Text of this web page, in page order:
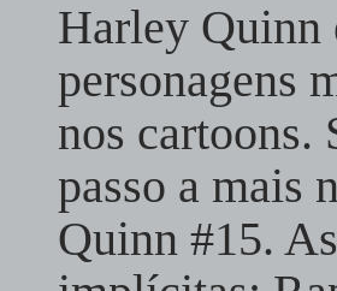
Harley Quinn
personagens
nos cartoons.
passo a mais
Quinn #15.